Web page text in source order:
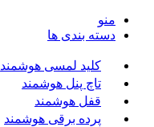
منو
دسته بندی ها
کلید لمسی هوشمند
تاچ پنل هوشمند
قفل هوشمند
پرده برقی هوشمند